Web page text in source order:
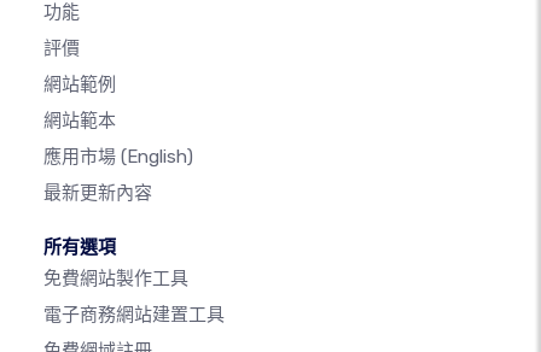
功能
評價
網站範例
網站範本
應用市場 (English)
最新更新內容
所有選項
免費網站製作工具
電子商務網站建置工具